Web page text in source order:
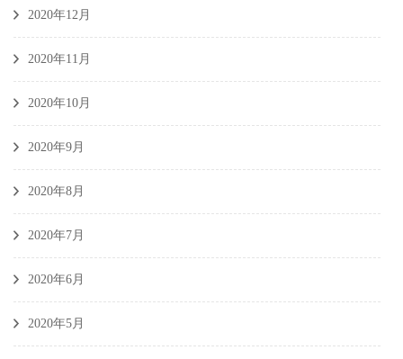
2020年12月
2020年11月
2020年10月
2020年9月
2020年8月
2020年7月
2020年6月
2020年5月